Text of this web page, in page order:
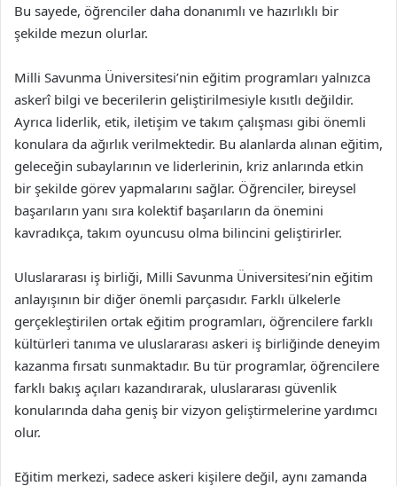
Bu sayede, öğrenciler daha donanımlı ve hazırlıklı bir
şekilde mezun olurlar.
Milli Savunma Üniversitesi’nin eğitim programları yalnızca
askerî bilgi ve becerilerin geliştirilmesiyle kısıtlı değildir.
Ayrıca liderlik, etik, iletişim ve takım çalışması gibi önemli
konulara da ağırlık verilmektedir. Bu alanlarda alınan eğitim,
geleceğin subaylarının ve liderlerinin, kriz anlarında etkin
bir şekilde görev yapmalarını sağlar. Öğrenciler, bireysel
başarıların yanı sıra kolektif başarıların da önemini
kavradıkça, takım oyuncusu olma bilincini geliştirirler.
Uluslararası iş birliği, Milli Savunma Üniversitesi’nin eğitim
anlayışının bir diğer önemli parçasıdır. Farklı ülkelerle
gerçekleştirilen ortak eğitim programları, öğrencilere farklı
kültürleri tanıma ve uluslararası askeri iş birliğinde deneyim
kazanma fırsatı sunmaktadır. Bu tür programlar, öğrencilere
farklı bakış açıları kazandırarak, uluslararası güvenlik
konularında daha geniş bir vizyon geliştirmelerine yardımcı
olur.
Eğitim merkezi, sadece askeri kişilere değil, aynı zamanda